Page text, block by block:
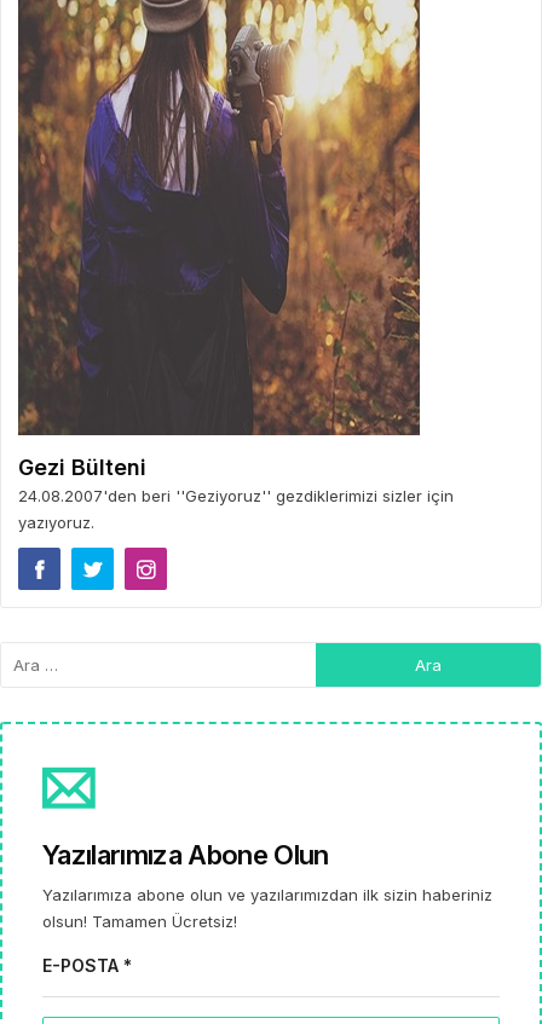
Gezi Bülteni
24.08.2007'den beri ''Geziyoruz'' gezdiklerimizi sizler için
yazıyoruz.
Yazılarımıza Abone Olun
Yazılarımıza abone olun ve yazılarımızdan ilk sizin haberiniz
olsun! Tamamen Ücretsiz!
E-POSTA *